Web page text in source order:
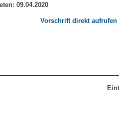
09.04.2020
Vorschrift direkt aufrufen